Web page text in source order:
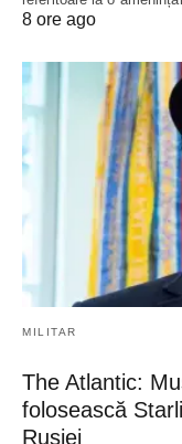
8 ore ago
MILITAR
The Atlantic:
folosească
Rusiei